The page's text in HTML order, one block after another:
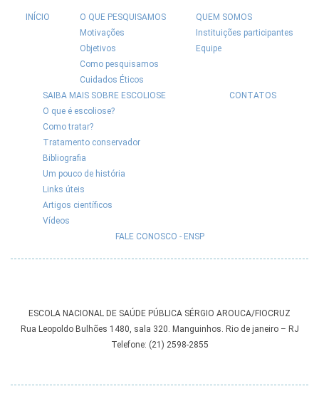
INÍCIO
O QUE PESQUISAMOS
Motivações
Objetivos
Como pesquisamos
Cuidados Éticos
QUEM SOMOS
Instituições participantes
Equipe
SAIBA MAIS SOBRE ESCOLIOSE
O que é escoliose?
Como tratar?
Tratamento conservador
Bibliografia
Um pouco de história
Links úteis
Artigos científicos
Vídeos
CONTATOS
FALE CONOSCO - ENSP
ESCOLA NACIONAL DE SAÚDE PÚBLICA SÉRGIO AROUCA/FIOCRUZ
Rua Leopoldo Bulhões 1480, sala 320. Manguinhos. Rio de janeiro – RJ
Telefone: (21) 2598-2855